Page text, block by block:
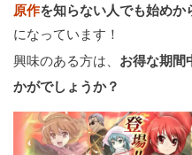
原作を知らない人でも始め
になっています！
興味のある方は、 お得な期間
かがでしょうか？